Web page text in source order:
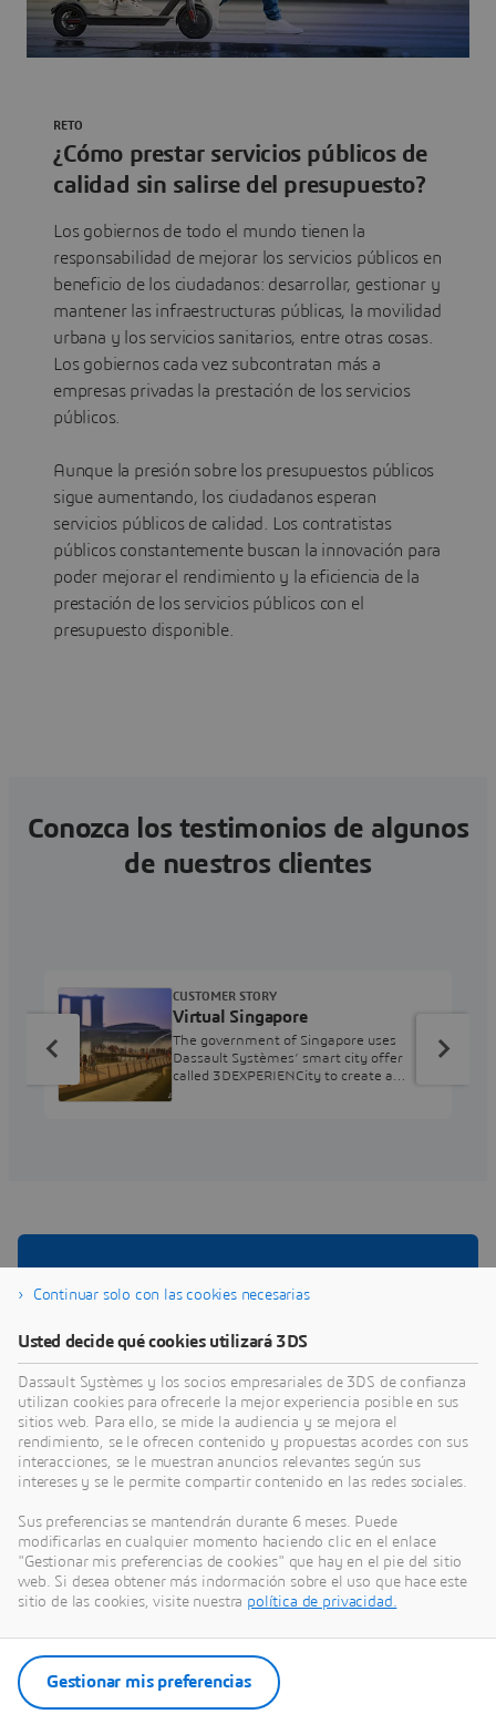
¿Cómo prestar servicios públicos de
calidad sin salirse del presupuesto?
RETO
Los gobiernos de todo el mundo tienen la
responsabilidad de mejorar los servicios públicos en
beneficio de los ciudadanos: desarrollar, gestionar y
mantener las infraestructuras públicas, la movilidad
urbana y los servicios sanitarios, entre otras cosas.
Los gobiernos cada vez subcontratan más a
empresas privadas la prestación de los servicios
públicos.
Aunque la presión sobre los presupuestos públicos
sigue aumentando, los ciudadanos esperan
servicios públicos de calidad. Los contratistas
públicos constantemente buscan la innovación para
poder mejorar el rendimiento y la eficiencia de la
prestación de los servicios públicos con el
presupuesto disponible.
Conozca los testimonios de algunos
de nuestros clientes
Virtual Singapore
The government of Singapore uses
Dassault Systèmes’ smart city offer
called 3DEXPERIENCity to create a
CUSTOMER STORY
Descubra cómo nuestras Industry
públicos pueden ayudarle a superar
sus retos
Acelere la innovación y garantice un futuro resiliente y
sostenible para sus ciudadanos.
Drive public policies with strong data
analytics and precise monitoring to make
informed decisions
SOLUCIÓN
Continuar solo con las cookies necesarias
Usted decide qué cookies utilizará 3DS
Dassault Systèmes y los socios empresariales de 3DS de confianza
utilizan cookies para ofrecerle la mejor experiencia posible en sus
sitios web. Para ello, se mide la audiencia y se mejora el
rendimiento, se le ofrecen contenido y propuestas acordes con sus
interacciones, se le muestran anuncios relevantes según sus
intereses y se le permite compartir contenido en las redes sociales.
Sus preferencias se mantendrán durante 6 meses. Puede
modificarlas en cualquier momento haciendo clic en el enlace
"Gestionar mis preferencias de cookies" que hay en el pie del sitio
web. Si desea obtener más indormación sobre el uso que hace este
sitio de las cookies, visite nuestra política de privacidad.
Gestionar mis preferencias